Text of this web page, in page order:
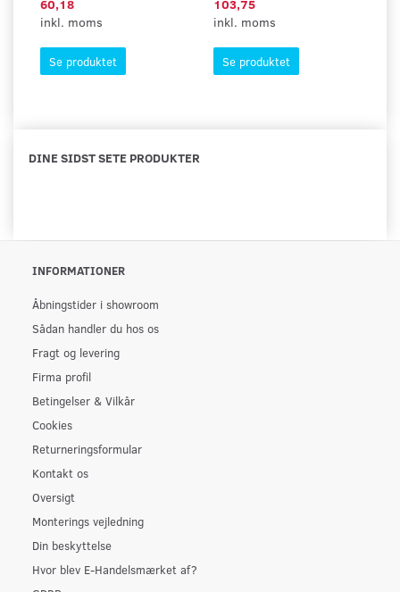
60,18
inkl. moms
Se produktet
103,75
inkl. moms
Se produktet
DINE SIDST SETE PRODUKTER
INFORMATIONER
Åbningstider i showroom
Sådan handler du hos os
Fragt og levering
Firma profil
Betingelser & Vilkår
Cookies
Returneringsformular
Kontakt os
Oversigt
Monterings vejledning
Din beskyttelse
Hvor blev E-Handelsmærket af?